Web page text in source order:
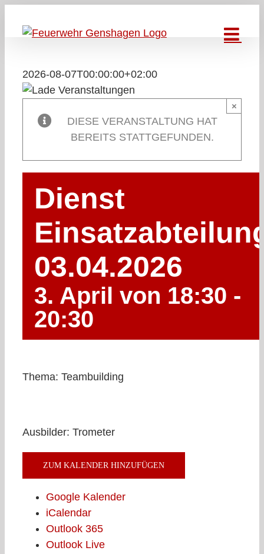
Inhalt
2026-08-07T00:00:00+02:00
DIESE VERANSTALTUNG HAT
BEREITS STATTGEFUNDEN.
×
Dienst
03.04.2026
3. April von 18:30 -
20:30
Thema: Teambuilding
Ausbilder: Trometer
ZUM KALENDER HINZUFÜGEN
Google Kalender
iCalendar
Outlook 365
Outlook Live